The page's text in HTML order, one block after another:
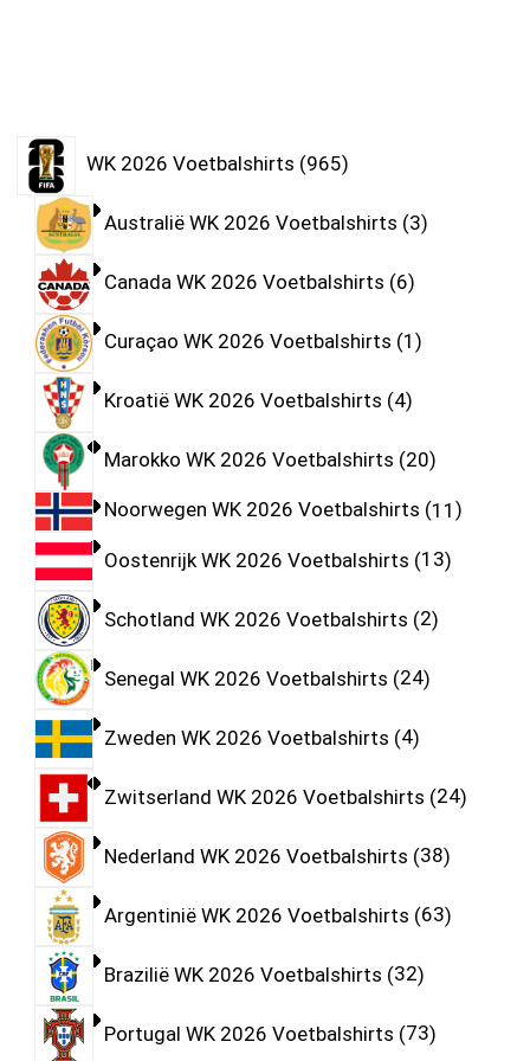
WK 2026 Voetbalshirts 965
Australië WK 2026 Voetbalshirts 3
Canada WK 2026 Voetbalshirts 6
Curaçao WK 2026 Voetbalshirts 1
Kroatië WK 2026 Voetbalshirts 4
Marokko WK 2026 Voetbalshirts 20
Noorwegen WK 2026 Voetbalshirts 11
Oostenrijk WK 2026 Voetbalshirts 13
Schotland WK 2026 Voetbalshirts 2
Senegal WK 2026 Voetbalshirts 24
Zweden WK 2026 Voetbalshirts 4
Zwitserland WK 2026 Voetbalshirts 24
Nederland WK 2026 Voetbalshirts 38
Argentinië WK 2026 Voetbalshirts 63
Brazilië WK 2026 Voetbalshirts 32
Portugal WK 2026 Voetbalshirts 73